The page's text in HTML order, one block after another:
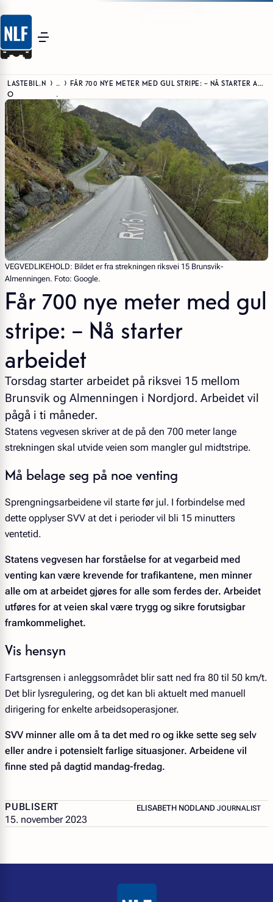
LASTEBIL.N
O
..
.
FÅR 700 NYE METER MED GUL STRIPE: – NÅ STARTER ARBEIDET
VEGVEDLIKEHOLD: Bildet er fra strekningen riksvei 15 Brunsvik-
Almenningen. Foto: Google.
Får 700 nye meter med gul
stripe: – Nå starter
arbeidet
Torsdag starter arbeidet på riksvei 15 mellom
Brunsvik og Almenningen i Nordjord. Arbeidet vil
pågå i ti måneder.
Statens vegvesen skriver at de på den 700 meter lange
strekningen skal utvide veien som mangler gul midtstripe.
Må belage seg på noe venting
Sprengningsarbeidene vil starte før jul. I forbindelse med
dette opplyser SVV at det i perioder vil bli 15 minutters
ventetid.
Statens vegvesen har forståelse for at vegarbeid med
venting kan være krevende for trafikantene, men minner
alle om at arbeidet gjøres for alle som ferdes der. Arbeidet
utføres for at veien skal være trygg og sikre forutsigbar
framkommelighet.
Vis hensyn
Fartsgrensen i anleggsområdet blir satt ned fra 80 til 50 km/t.
Det blir lysregulering, og det kan bli aktuelt med manuell
dirigering for enkelte arbeidsoperasjoner.
SVV minner alle om å ta det med ro og ikke sette seg selv
eller andre i potensielt farlige situasjoner. Arbeidene vil
finne sted på dagtid mandag-fredag.
PUBLISERT
15. november 2023
ELISABETH NODLAND – JOURNALIST
JOURNALIST